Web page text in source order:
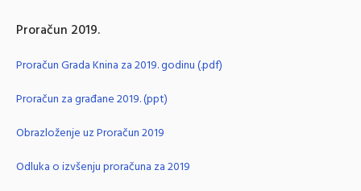
Proračun 2019.
Proračun Grada Knina za 2019. godinu (.pdf)
Proračun za građane 2019. (ppt)
Obrazloženje uz Proračun 2019
Odluka o izvšenju proračuna za 2019